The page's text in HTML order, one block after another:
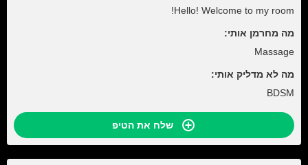
Hello! Welcome to my room!
מה מחרמן אותי:
Massage
מה לא מדליק אותי:
BDSM
שלח את הטיפ